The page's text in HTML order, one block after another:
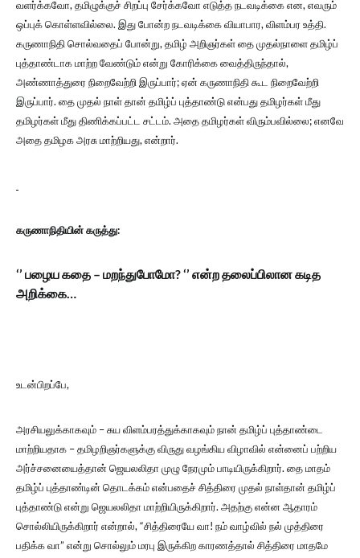
வளர்க்கவோ, தமிழுக்குச் சிறப்பு சேர்க்கவோ எடுத்த நடவடிக்கை என, எவரும்
ஒப்புக் கொள்ளவில்லை. இது போன்ற நடவடிக்கை வியாபார, விளம்பர உத்தி.
கருணாநிதி சொல்வதைப் போன்று, தமிழ் அறிஞர்கள் தை முதல்நாளை தமிழ்ப்
புத்தாண்டாக மாற்ற வேண்டும் என்று கோரிக்கை வைத்திருந்தால்,
அண்ணாத்துரை நிறைவேற்றி இருப்பார்; ஏன் கருணாநிதி கூட நிறைவேற்றி
இருப்பார். தை முதல் நாள் தான் தமிழ்ப் புத்தாண்டு என்பது தமிழர்கள் மீது
தமிழர்கள் மீது திணிக்கப்பட்ட சட்டம். அதை தமிழர்கள் விரும்பவில்லை; எனவே
அதை தமிழக அரசு மாற்றியது, என்றார்.
கருணாநிதியின் கருத்து:
‘’ பழைய கதை – மறந்துபோமோ? ‘’ என்ற தலைப்பிலான கடித
அறிக்கை…
உடன்பிறப்பே,
அரசியலுக்காகவும் – சுய விளம்பரத்துக்காகவும் நான் தமிழ்ப் புத்தாண்டை
மாற்றியதாக – தமிழறிஞர்களுக்கு விருது வழங்கிய விழாவில் என்னைப் பற்றிய
அர்ச்சனையைத்தான் ஜெயலலிதா முழு நேரமும் பாடியிருக்கிறார். தை மாதம்
தமிழ்ப் புத்தாண்டின் தொடக்கம் என்பதைச் சித்திரை முதல் நாள்தான் தமிழ்ப்
புத்தாண்டு என்று ஜெயலலிதா மாற்றியிருக்கிறார். அதற்கு என்ன ஆதாரம்
சொல்லியிருக்கிறார் என்றால், “சித்திரையே வா! நம் வாழ்வில் நல் முத்திரை
பதிக்க வா” என்று சொல்லும் மரபு இருக்கிற காரணத்தால் சித்திரை மாதமே